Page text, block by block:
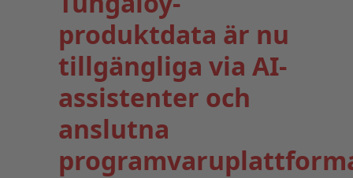
produktdata är nu
tillgängliga via AI-
assistenter och
anslutna